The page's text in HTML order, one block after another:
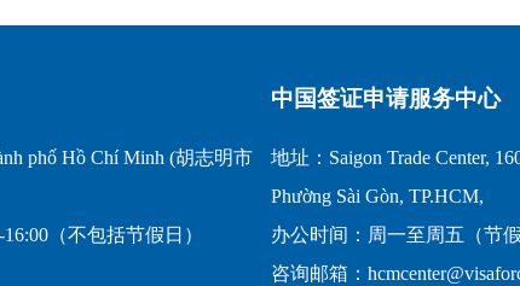
phố Hồ Chí Minh (胡志明市
（不包括节假日）
中国签证申请服务中心
地址：Saigon Trade Center,
Phường Sài Gòn, TP.HCM,
办公时间：周一至周五（节
咨询邮箱：